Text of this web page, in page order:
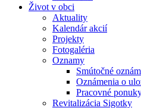
Život v obci
Aktuality
Kalendár akcií
Projekty
Fotogaléria
Oznamy
Smútočné
Oznámenia o
Pracovné
Revitalizácia Sigotky